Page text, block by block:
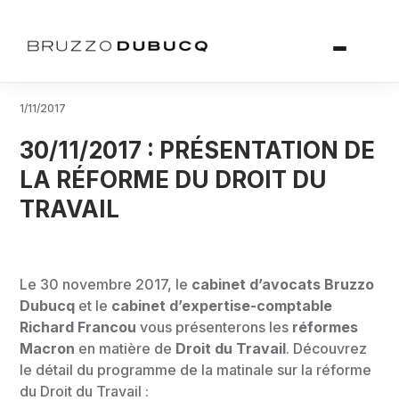
1/11/2017
30/11/2017 : PRÉSENTATION DE
LA RÉFORME DU DROIT DU
TRAVAIL
Le 30 novembre 2017, le cabinet d’avocats Bruzzo
Dubucq et le cabinet d’expertise-comptable
Richard Francou vous présenterons les réformes
Macron en matière de Droit du Travail. Découvrez
le détail du programme de la matinale sur la réforme
du Droit du Travail :